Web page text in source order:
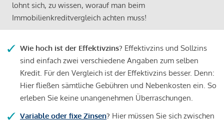
lohnt sich, zu wissen, worauf man beim
Immobilienkreditvergleich achten muss!
Wie hoch ist der Effektivzins? Effektivzins und Sollzins
sind einfach zwei verschiedene Angaben zum selben
Kredit. Für den Vergleich ist der Effektivzins besser. Denn:
Hier fließen sämtliche Gebühren und Nebenkosten ein. So
erleben Sie keine unangenehmen Überraschungen.
Variable oder fixe Zinsen? Hier müssen Sie sich zwischen